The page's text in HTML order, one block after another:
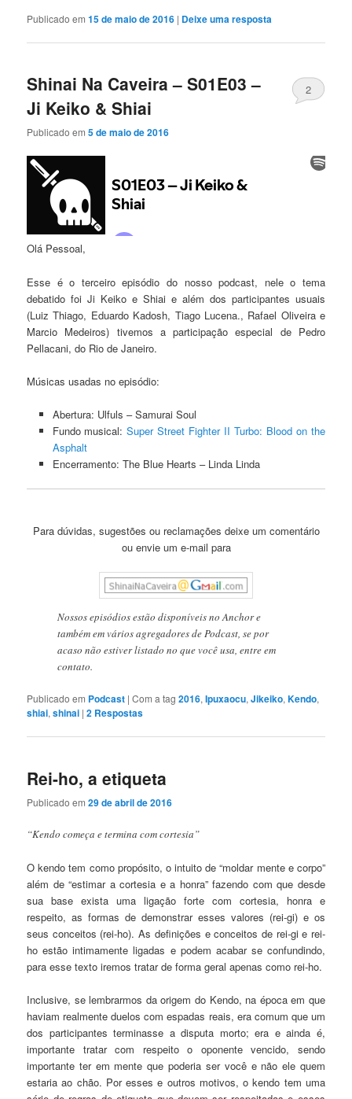
Publicado em15 de maio de 2016 | Deixe uma resposta
Shinai Na Caveira – S01E03 –
Ji Keiko & Shiai
Publicado em5 de maio de 2016
2
Olá Pessoal,
Esse é o terceiro episódio do nosso podcast, nele o tema
debatido foi Ji Keiko e Shiai e além dos participantes usuais
(Luiz Thiago, Eduardo Kadosh, Tiago Lucena., Rafael Oliveira e
Marcio Medeiros) tivemos a participação especial de Pedro
Pellacani, do Rio de Janeiro.
Músicas usadas no episódio:
Abertura: Ulfuls – Samurai Soul
Fundo musical:Super Street Fighter II Turbo: Blood on the
Asphalt
Encerramento: The Blue Hearts – Linda Linda
Para dúvidas, sugestões ou reclamações deixe um comentário
ou envie um e-mail para
Nossos episódios estão disponíveis no Anchor e
também em vários agregadores de Podcast, se por
acaso não estiver listado no que você usa, entre em
contato.
Publicado em Podcast |Com a tag2016,Ipuxaocu,Jikeiko,Kendo,
shiai,shinai |2 Respostas
Rei-ho, a etiqueta
Publicado em29 de abril de 2016
“Kendo começa e termina com cortesia”
O kendo tem como propósito, o intuito de “moldar mente e corpo”
além de “estimar a cortesia e a honra” fazendo com que desde
sua base exista uma ligação forte com cortesia, honra e
respeito, as formas de demonstrar esses valores (rei-gi) e os
seus conceitos (rei-ho). As definições e conceitos de rei-gi e rei-
ho estão intimamente ligadas e podem acabar se confundindo,
para esse texto iremos tratar de forma geral apenas como rei-ho.
Inclusive, se lembrarmos da origem do Kendo, na época em que
haviam realmente duelos com espadas reais, era comum que um
dos participantes terminasse a disputa morto; era e ainda é,
importante tratar com respeito o oponente vencido, sendo
importante ter em mente que poderia ser você e não ele quem
estaria ao chão. Por esses e outros motivos, o kendo tem uma